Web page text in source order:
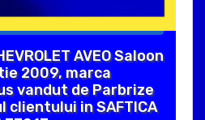
AVEO Saloon
2009, marca
vandut de Parbrize
clientului in SAFTICA